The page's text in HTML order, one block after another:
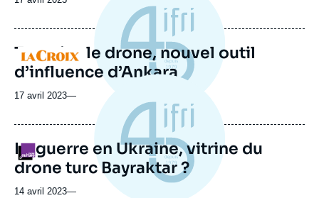
publication
Logo
Turquie : le drone, nouvel outil
d’influence d’Ankara
17 avril 2023—
Logo
La guerre en Ukraine, vitrine du
drone turc Bayraktar ?
14 avril 2023—